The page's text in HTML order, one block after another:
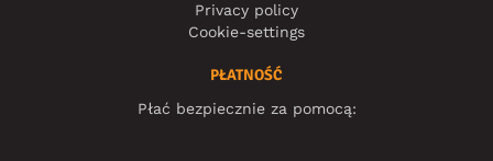
Privacy policy
Cookie-settings
PŁATNOŚĆ
Płać bezpiecznie za pomocą: